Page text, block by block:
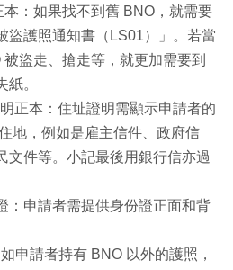
本：如果找不到舊 BNO，就需要
盜護照通知書（LS01）」。若當
盜走、搶走等，就更加需要到
。
正本：住址證明需顯示申請者的
地，例如是雇主信件、政府信
文件等。小記最後用銀行信亦過
：申請者需提供身份證正面和背
申請者持有 BNO 以外的護照，